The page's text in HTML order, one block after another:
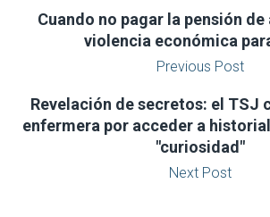
Cuando no pagar la pensión
violencia económica
Previous Post
Revelación de secretos: el TSJ
enfermera por acceder a
"curiosidad"
Next Post